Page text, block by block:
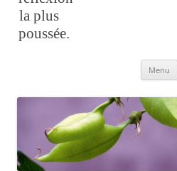
la plus
poussée.
Menu